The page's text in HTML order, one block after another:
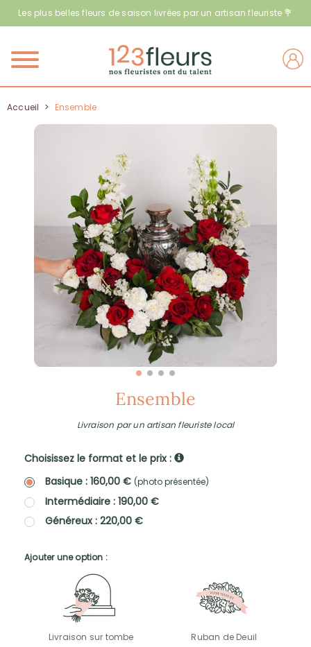
Les plus belles fleurs de saison livrées par un artisan fleuriste 💐
Menu
Accueil > Ensemble
Ensemble
Livraison par un artisan fleuriste local
Choisissez le format et le prix :
Basique : 160,00 € (photo présentée)
Intermédiaire : 190,00 €
Généreux : 220,00 €
Ajouter une option :
Livraison sur tombe
Ruban de Deuil